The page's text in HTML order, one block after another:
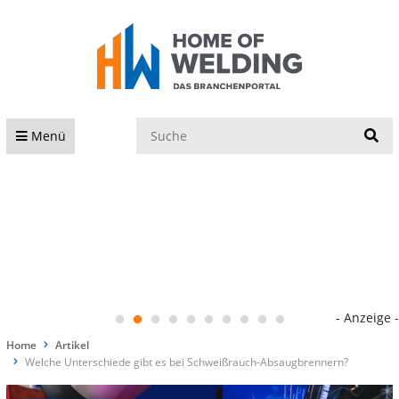
Menü
- Anzeige -
Home
Artikel
Welche Unterschiede gibt es bei Schweißrauch-Absaugbrennern?